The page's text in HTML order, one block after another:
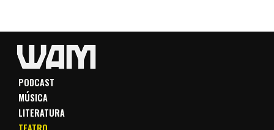
PODCAST
MÚSICA
LITERATURA